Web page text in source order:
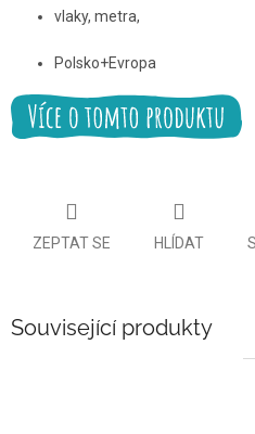
vlaky, metra,
Polsko+Evropa
ZEPTAT SE HLÍDAT
Související produkty